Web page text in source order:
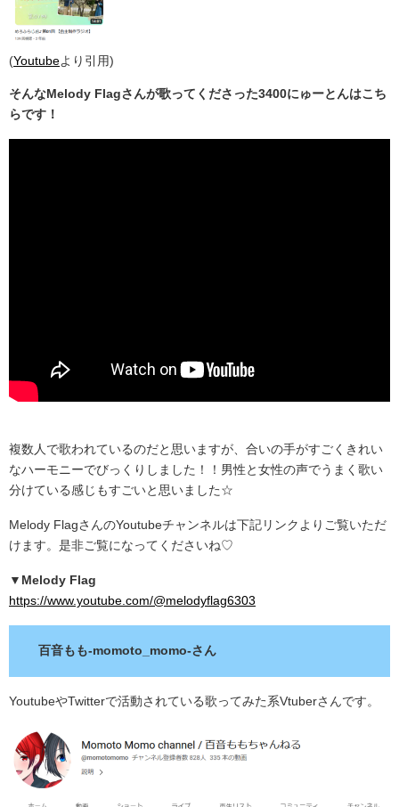
(Youtubeより引用)
そんなMelody Flagさんが歌ってくださった3400にゅーとんはこち
らです！
複数人で歌われているのだと思いますが、合いの手がすごくきれい
なハーモニーでびっくりしました！！男性と女性の声でうまく歌い
分けている感じもすごいと思いました☆
Melody FlagさんのYoutubeチャンネルは下記リンクよりご覧いただ
けます。是非ご覧になってくださいね♡
▼ Melody Flag
https://www.youtube.com/@melodyflag6303
百音もも-momoto_momo-さん
YoutubeやTwitterで活動されている歌ってみた系Vtuberさんです。